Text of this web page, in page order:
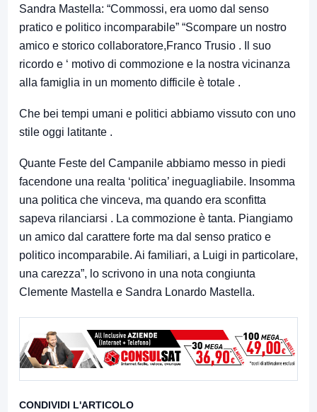
Sandra Mastella: “Commossi, era uomo dal senso
pratico e politico incomparabile” “Scompare un nostro
amico e storico collaboratore,Franco Trusio . Il suo
ricordo e ‘ motivo di commozione e la nostra vicinanza
alla famiglia in un momento difficile è totale .
Che bei tempi umani e politici abbiamo vissuto con uno
stile oggi latitante .
Quante Feste del Campanile abbiamo messo in piedi
facendone una realta ‘politica’ ineguagliabile. Insomma
una politica che vinceva, ma quando era sconfitta
sapeva rilanciarsi . La commozione è tanta. Piangiamo
un amico dal carattere forte ma dal senso pratico e
politico incomparabile. Ai familiari, a Luigi in particolare,
una carezza”, lo scrivono in una nota congiunta
Clemente Mastella e Sandra Lonardo Mastella.
CONDIVIDI L'ARTICOLO